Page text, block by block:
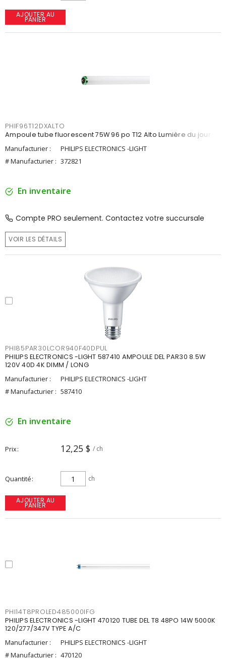
AJOUTER AU
PANIER
PHIF96T12DXALTO
Ampoule tube fluorescent 75W 96 po T12 Alto Lumière du jour
Manufacturier :
PHILIPS ELECTRONICS -LIGHT
# Manufacturier : 372821
En inventaire
Compte PRO seulement. Contactez votre succursale
VOIR LES DÉTAILS
PHI85PAR30LCOR940F40DPUL
PHILIPS ELECTRONICS -LIGHT 587410 AMPOULE DEL PAR30 8.5W
120V 40D 4K DIMM / LONG
Manufacturier :
PHILIPS ELECTRONICS -LIGHT
# Manufacturier : 587410
En inventaire
Prix 12,25 $ / ch
Quantité ch
AJOUTER AU
PANIER
PHI14T8PROLED485000IFG
PHILIPS ELECTRONICS -LIGHT 470120 TUBE DEL T8 48PO 14W 5000K
120/277/347V TYPE A/C
Manufacturier :
PHILIPS ELECTRONICS -LIGHT
# Manufacturier : 470120